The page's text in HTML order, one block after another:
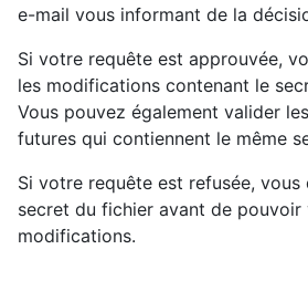
e-mail vous informant de la
Si votre requête est approuvée,
les modifications contenant le
Vous pouvez également valider
futures qui contiennent le même
Si votre requête est refusée,
secret du fichier avant de pouvoir
modifications.